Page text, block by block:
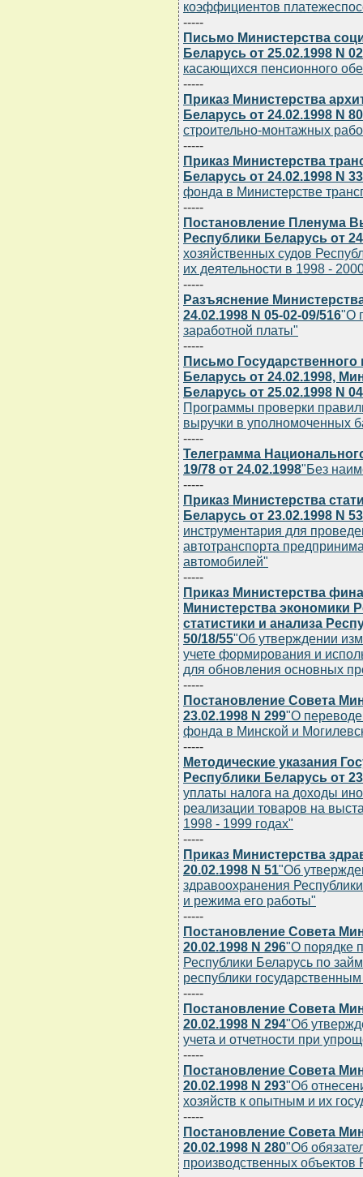
коэффициентов
-----
Письмо Министерства
Беларусь от 25.02.1998 N
касающихся пенсионного
-----
Приказ Министерства
Беларусь от 24.02.1998 N 80
строительно-монтажных
-----
Приказ Министерства
Беларусь от 24.02.1998 N
фонда в Министерстве
-----
Постановление Пленума
Республики Беларусь от
хозяйственных судов
их деятельности в 1998 -
-----
Разъяснение
24.02.1998 N 05-02-09/516"О
заработной платы"
-----
Письмо Государственного
Беларусь от 24.02.1998,
Беларусь от 25.02.1998 N
Программы проверки
выручки в уполномоченных
-----
Телеграмма
19/78 от 24.02.1998"Без
-----
Приказ Министерства
Беларусь от 23.02.1998 N 53
инструментария для
автотранспорта
автомобилей"
-----
Приказ Министерства
Министерства экономики
статистики и анализа
50/18/55"Об утверждении
учете формирования и
для обновления основных
-----
Постановление Совета
23.02.1998 N 299"О переводе
фонда в Минской и
-----
Методические указания
Республики Беларусь от
уплаты налога на доходы
реализации товаров на
1998 - 1999 годах"
-----
Приказ Министерства
20.02.1998 N 51"Об
здравоохранения
и режима его работы"
-----
Постановление Совета
20.02.1998 N 296"О порядке
Республики Беларусь по
республики
-----
Постановление Совета
20.02.1998 N 294"Об
учета и отчетности при
-----
Постановление Совета
20.02.1998 N 293"Об
хозяйств к опытным и их
-----
Постановление Совета
20.02.1998 N 280"Об
производственных объектов